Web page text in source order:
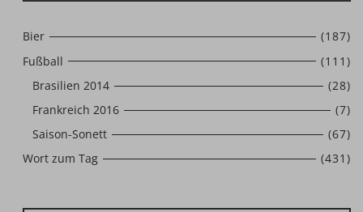
Bier
(187)
Fußball
(111)
Brasilien 2014
(28)
Frankreich 2016
(7)
Saison-Sonett
(67)
Wort zum Tag
(431)